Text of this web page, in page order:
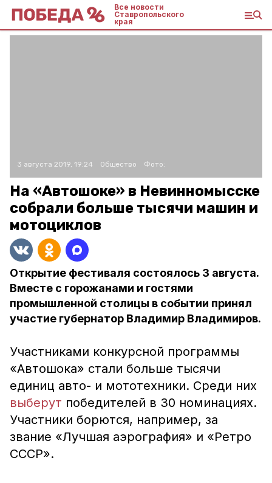
Все новости
Ставропольского
края
3 августа 2019, 19:24 Общество Фото:
На «Автошоке» в Невинномысске
собрали больше тысячи машин и
мотоциклов
Открытие фестиваля состоялось 3 августа.
Вместе с горожанами и гостями
промышленной столицы в событии принял
участие губернатор Владимир Владимиров.
Участниками конкурсной программы
«Автошока» стали больше тысячи
единиц авто- и мототехники. Среди них
выберут победителей в 30 номинациях.
Участники борются, например, за
звание «Лучшая аэрография» и «Ретро
СССР».